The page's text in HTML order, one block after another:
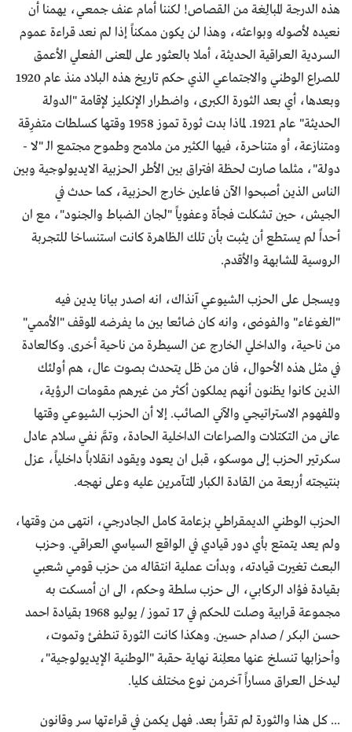
هذه الدرجة المبالِغة من القصاص! لكننا أمام عنف جمعي، يهمنا أن
نعيده لأصوله وبواعثه، وهذا لن يكون ممكناً إذا لم نعد قراءة عموم
السردية العراقية الحديثة، أملا بالعثور على المعنى الفعلي الأعمق
للصراع الوطني والاجتماعي الذي حكم تاريخ هذه البلاد منذ عام 1920
وبعدها، أي بعد الثورة الكبرى، واضطرار الإنكليز لإقامة "الدولة
الحديثة" عام 1921. لماذا بدت ثورة تموز 1958 وقتها كسلطات متفرِقة
ومتنازعة، أو متناحرة، فيها الكثير من ملامح وطموح مجتمع الـ "لا -
دولة"، مثلما صارت لحظة افتراق بين الأطر الحزبية الايديولوجية وبين
الناس الذين أصبحوا الآن فاعلين خارج الحزبية، كما حدث في
الجيش، حين تشكلت فجأة وعفوياً "لجان الضباط والجنود"، مع ان
أحداً لم يستطع أن يثبت بأن تلك الظاهرة كانت استنساخا للتجربة
الروسية المشابهة والأقدم.
ويسجل على الحزب الشيوعي آنذاك، انه اصدر بيانا يدين فيه
"الغوغاء" والفوضى، وانه كان ضائعا بين ما يفرضه الموقف "الأممي"
من ناحية، والداخلي الخارج عن السيطرة من ناحية أخرى. وكالعادة
في مثل هذه الأحوال، فان من ظل يتحدث بصوت عال، هم أولئك
الذين كانوا يظنون أنهم يملكون أكثر من غيرهم مقومات الرؤية،
والمفهوم الاستراتيجي والآني الصائب. إلا أن الحزب الشيوعي وقتها
عانى من التكتلات والصراعات الداخلية الحادة، وتمَّ نفي سلام عادل
سكرتير الحزب إلى موسكو، قبل ان يعود ويقود انقلاباً داخلياً، عزل
بنتيجته أربعة من القادة الكبار المتآمرين عليه وعلى نهجه.
الحزب الوطني الديمقراطي بزعامة كامل الجادرجي، انتهى من وقتها،
ولم يعد يتمتع بأي دور قيادي في الواقع السياسي العراقي. وحزب
البعث تغيرت قيادته، وبدأت عملية انتقاله من حزب قومي شعبي
بقيادة فؤاد الركابي، الى حزب سلطة وحكم، الى ان أمسكت به
مجموعة قرابية وصلت للحكم في 17 تموز / يوليو 1968 بقيادة احمد
حسن البكر / صدام حسين. وهكذا كانت الثورة تنطفئ وتموت،
وأحزابها تنسلخ عنها معلِنة نهاية حقبة "الوطنية الإيديولوجية"،
ليدخل العراق مساراً آخرمن نوع مختلف كليا.
... كل هذا والثورة لم تقرأ بعد. فهل يكمن في قراءتها سر وقانون